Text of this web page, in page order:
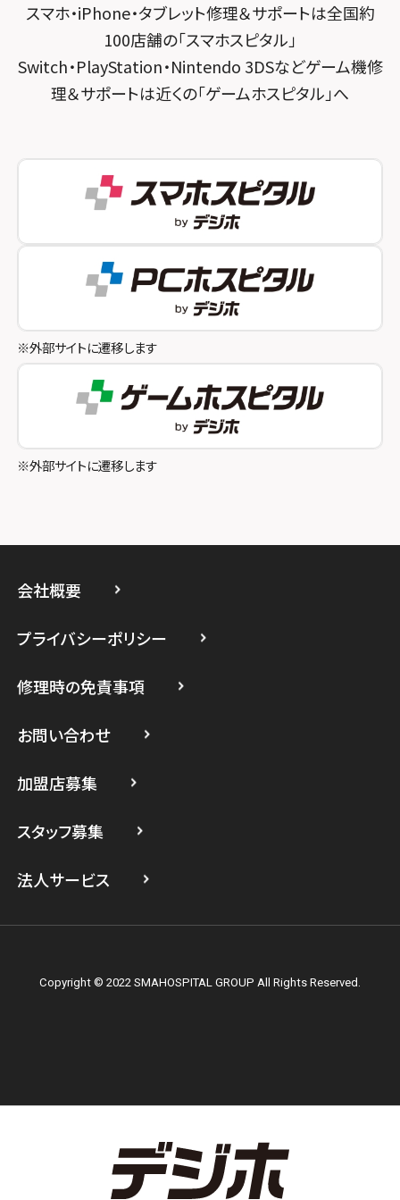
スマホスピタル 神田
スマホスピタル三軒茶屋
スマホスピタル秋葉原
スマホスピタル 自由が丘
スマホスピタルオリナス錦糸町
スマホスピタル テルル成増
スマホスピタル池袋
スマホスピタル八王子
スマホスピタル町田
スマホスピタル吉祥寺
スマホスピタル立川
スマホスピタル たまプラーザ駅前
スマホスピタル 登戸・向ヶ丘遊園
スマホスピタル 武蔵小杉
スマホスピタル テルル上大岡
スマホスピタル 京都宇治
スマホスピタル 福知山
スマホスピタル神戸三宮
スマホスピタル by デジホ 姫路キャスパ
スマホスピタル伊丹
スマホスピタル奈良生駒
スマホスピタル和歌山
スマホ・iPhone・タブレット修理＆サポートは全国約
100店舗の「スマホスピタル」
Switch・PlayStation・Nintendo 3DSなどゲーム機修
理＆サポートは近くの「ゲームホスピタル」へ
※外部サイトに遷移します
※外部サイトに遷移します
会社概要
プライバシーポリシー
修理時の免責事項
お問い合わせ
加盟店募集
スタッフ募集
法人サービス
Copyright © 2022 SMAHOSPITAL GROUP All Rights Reserved.